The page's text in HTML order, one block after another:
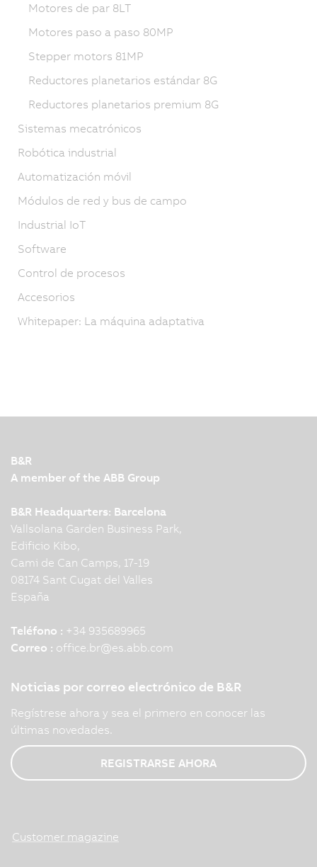
Motores de par 8LT
Motores paso a paso 80MP
Stepper motors 81MP
Reductores planetarios estándar 8G
Reductores planetarios premium 8G
Sistemas mecatrónicos
Robótica industrial
Automatización móvil
Módulos de red y bus de campo
Industrial IoT
Software
Control de procesos
Accesorios
Whitepaper: La máquina adaptativa
B&R
A member of the ABB Group
B&R Headquarters: Barcelona
Vallsolana Garden Business Park,
Edificio Kibo,
Cami de Can Camps, 17-19
08174 Sant Cugat del Valles
España
Teléfono : +34 935689965
Correo : office.br@es.abb.com
Noticias por correo electrónico de B&R
Regístrese ahora y sea el primero en conocer las
últimas novedades.
REGISTRARSE AHORA
Customer magazine